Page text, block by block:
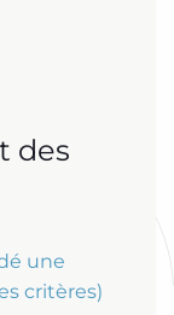
des
une
critères)